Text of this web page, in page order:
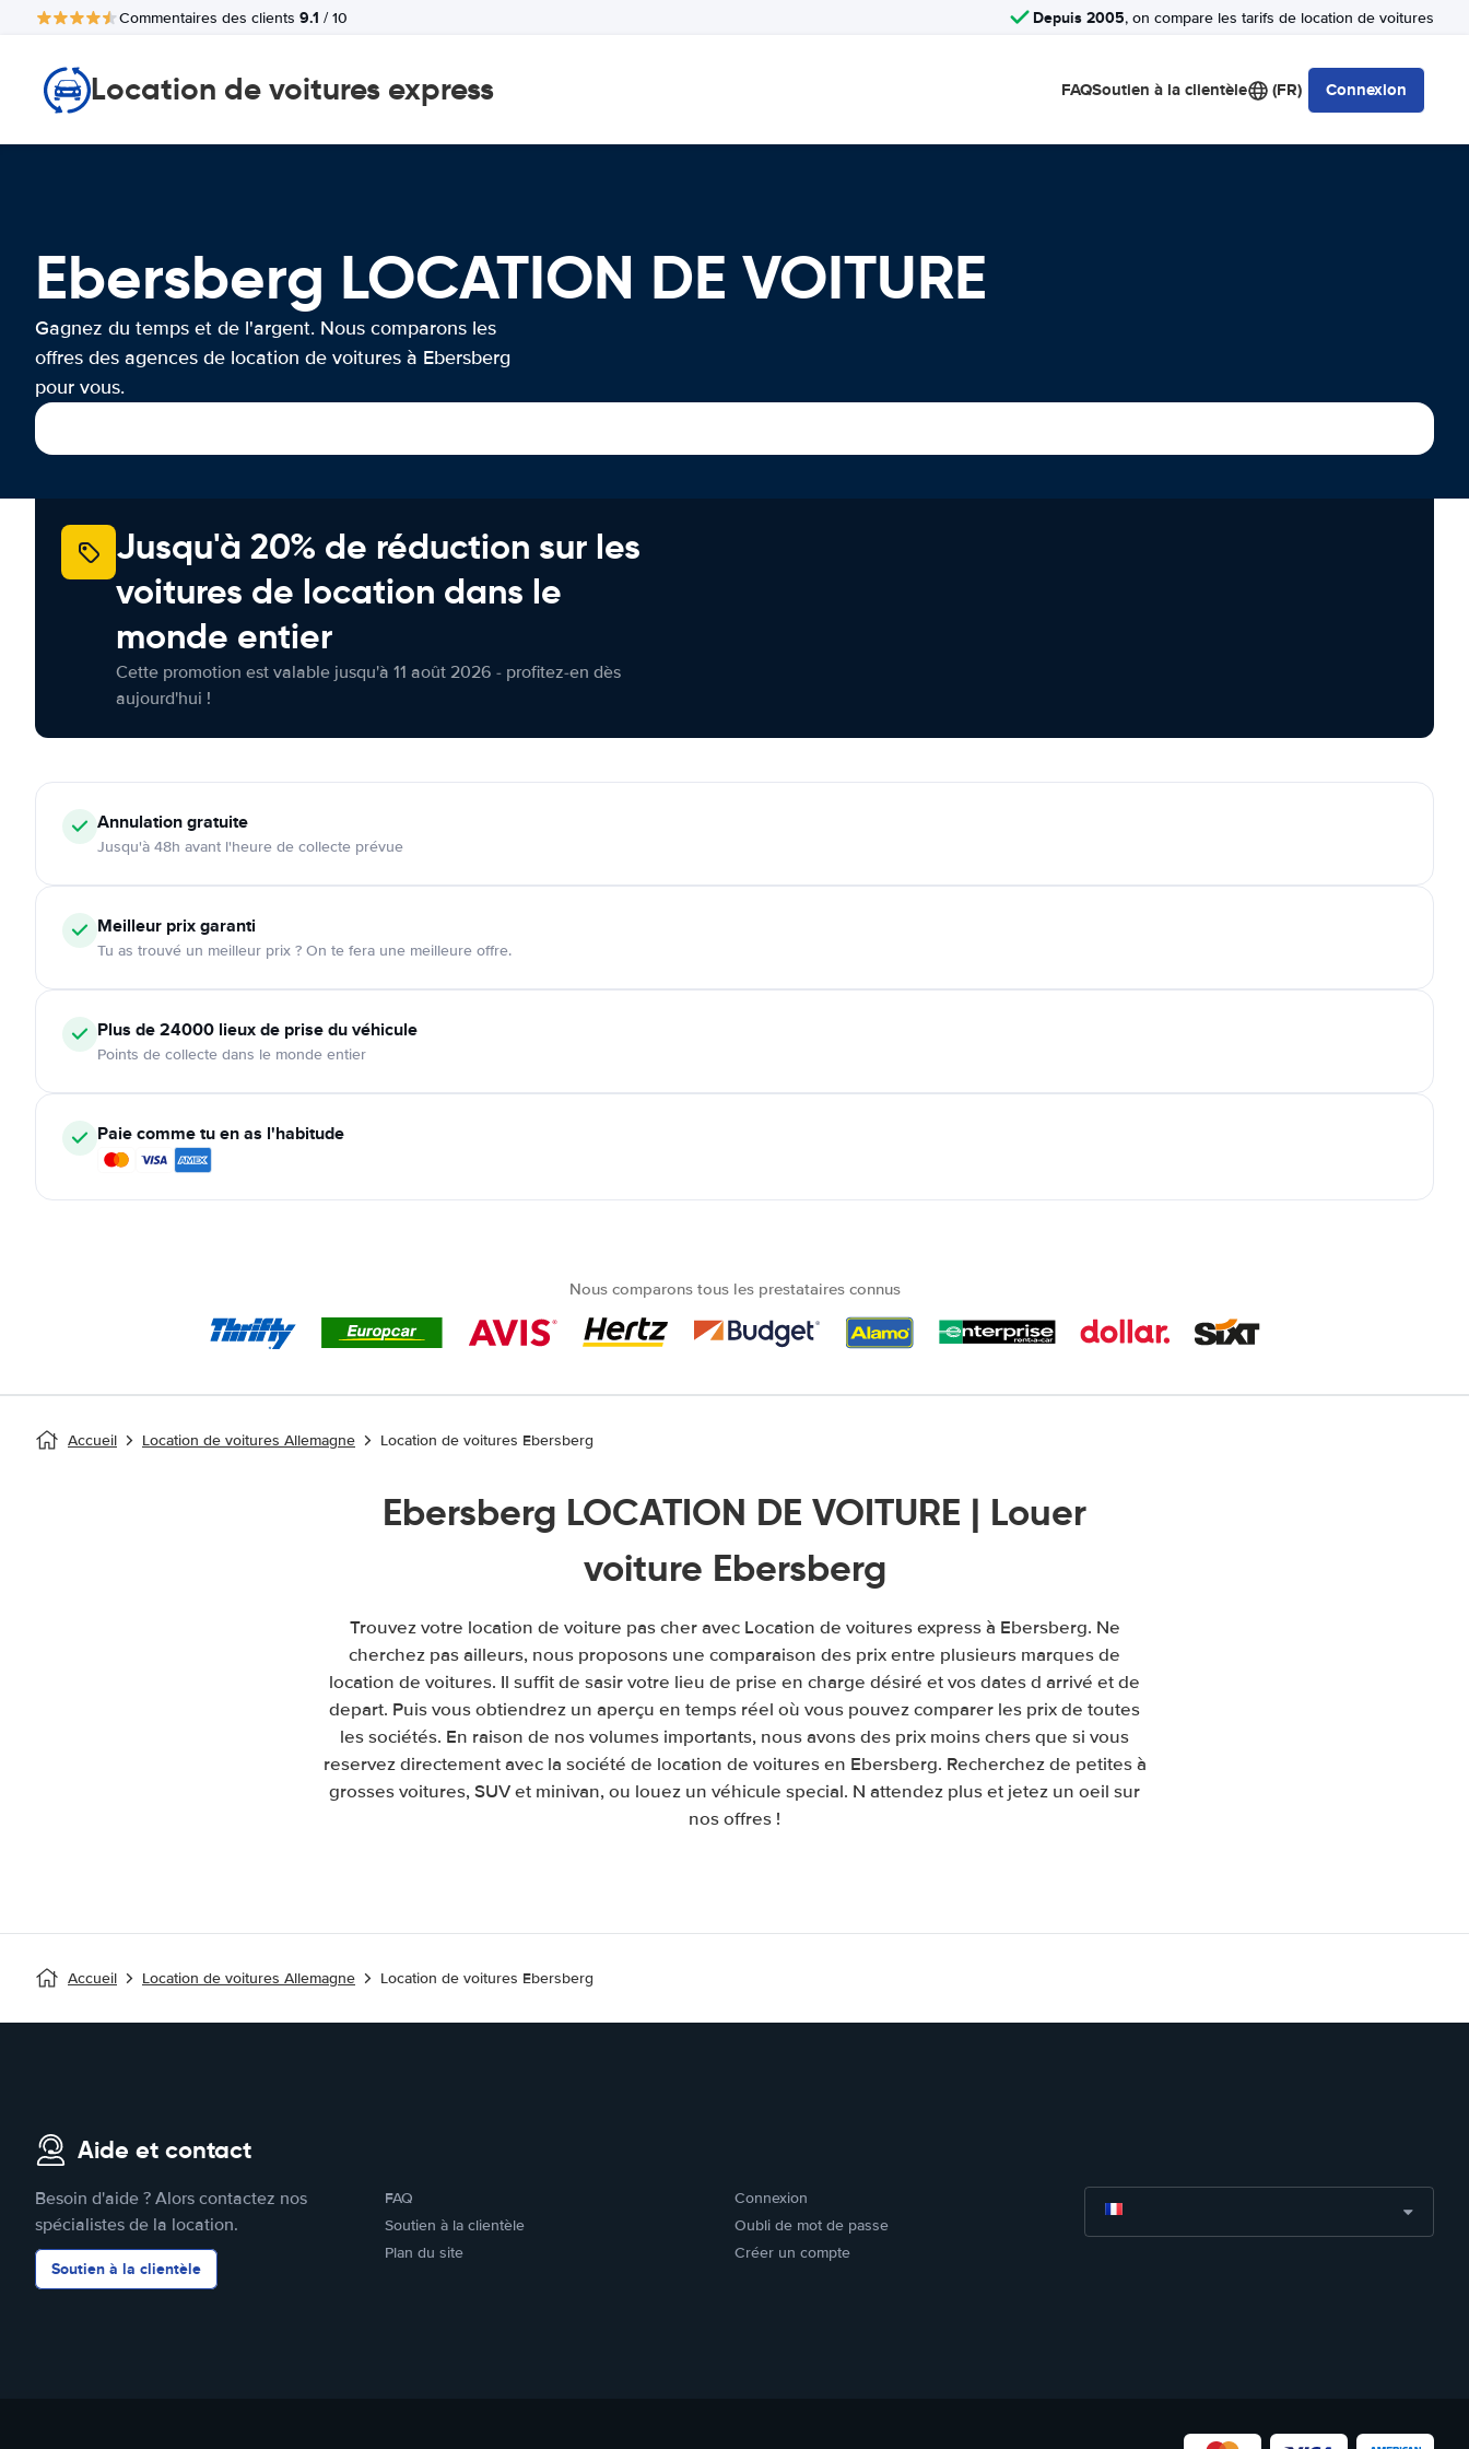
Commentaires des clients 9.1 / 10 Depuis 2005, on compare les tarifs de location de voitures
Location de voitures express FAQSoutien à la clientèle (FR) Connexion
Ebersberg LOCATION DE VOITURE
Gagnez du temps et de l'argent. Nous comparons les
offres des agences de location de voitures à Ebersberg
pour vous.
Jusqu'à 20% de réduction sur les
voitures de location dans le
monde entier
Cette promotion est valable jusqu'à 11 août 2026 - profitez-en dès
aujourd'hui !
Annulationgratuite
Jusqu'à 48h avant l'heure de collecte prévue
Meilleur prix garanti
Tu as trouvé un meilleur prix ? On te fera une meilleure offre.
Plus de 24000 lieux de prise du véhicule
Points de collecte dans le monde entier
Paie comme tu en as l'habitude
Nous comparons tous les prestataires connus
Accueil Location de voitures Allemagne Location de voitures Ebersberg
Ebersberg LOCATION DE VOITURE | Louer
voiture Ebersberg
Trouvez votre location de voiture pas cher avec Location de voitures express à Ebersberg. Ne
cherchez pas ailleurs, nous proposons une comparaison des prix entre plusieurs marques de
location de voitures. Il suffit de sasir votre lieu de prise en charge désiré et vos dates d arrivé et de
depart. Puis vous obtiendrez un aperçu en temps réel où vous pouvez comparer les prix de toutes
les sociétés. En raison de nos volumes importants, nous avons des prix moins chers que si vous
reservez directement avec la société de location de voitures en Ebersberg. Recherchez de petites à
grosses voitures, SUV et minivan, ou louez un véhicule special. N attendez plus et jetez un oeil sur
nos offres !
Accueil Location de voitures Allemagne Location de voitures Ebersberg
Aide et contact
Besoin d'aide ? Alors contactez nos
spécialistes de la location.
Soutien à la clientèle
FAQ
Soutien à la clientèle
Plan du site
Connexion
Oubli de mot de passe
Créer un compte